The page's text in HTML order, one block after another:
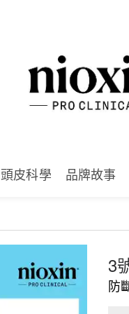
頭皮科學 品牌故事
3
防